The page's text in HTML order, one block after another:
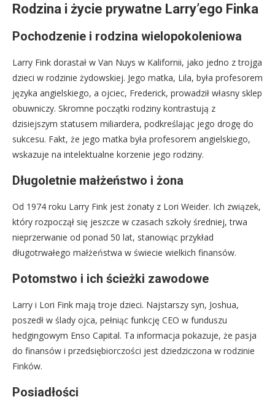
Rodzina i życie prywatne Larry’ego Finka
Pochodzenie i rodzina wielopokoleniowa
Larry Fink dorastał w Van Nuys w Kalifornii, jako jedno z trojga
dzieci w rodzinie żydowskiej. Jego matka, Lila, była profesorem
języka angielskiego, a ojciec, Frederick, prowadził własny sklep
obuwniczy. Skromne początki rodziny kontrastują z
dzisiejszym statusem miliardera, podkreślając jego drogę do
sukcesu. Fakt, że jego matka była profesorem angielskiego,
wskazuje na intelektualne korzenie jego rodziny.
Długoletnie małżeństwo i żona
Od 1974 roku Larry Fink jest żonaty z Lori Weider. Ich związek,
który rozpoczął się jeszcze w czasach szkoły średniej, trwa
nieprzerwanie od ponad 50 lat, stanowiąc przykład
długotrwałego małżeństwa w świecie wielkich finansów.
Potomstwo i ich ścieżki zawodowe
Larry i Lori Fink mają troje dzieci. Najstarszy syn, Joshua,
poszedł w ślady ojca, pełniąc funkcję CEO w funduszu
hedgingowym Enso Capital. Ta informacja pokazuje, że pasja
do finansów i przedsiębiorczości jest dziedziczona w rodzinie
Finków.
Posiadłości